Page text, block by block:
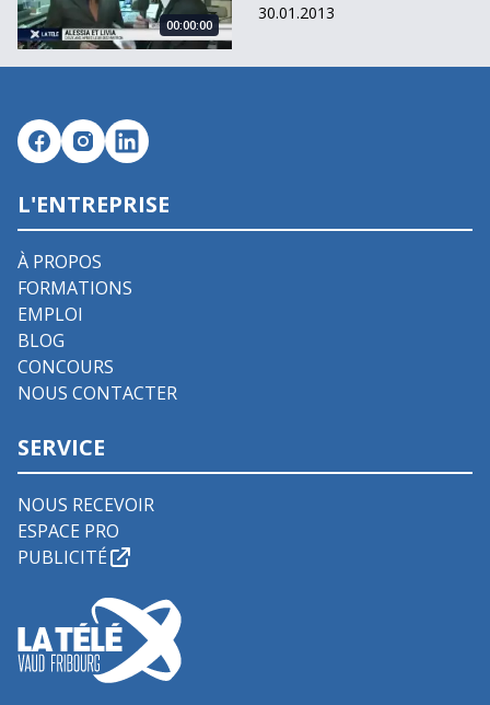
00:00:00
30.01.2013
L'ENTREPRISE
À PROPOS
FORMATIONS
EMPLOI
BLOG
CONCOURS
NOUS CONTACTER
SERVICE
NOUS RECEVOIR
ESPACE PRO
PUBLICITÉ